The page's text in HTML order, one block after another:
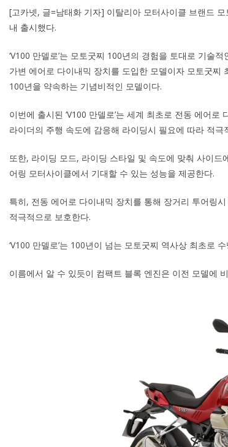
[고카넷, 글=남태화 기자] 이탈리아 모터사이클 브랜드
내 출시했다.
‘V100 만델로’는 모토굿찌 100년의 경험을 토대로 기술
가변 에어로 다이내믹 장치를 도입한 모델이자 모토굿
100년을 약속하는 기념비적인 모델이다.
이번에 출시된 ‘V100 만델로’는 세계 최초로 전동 에어
라이더의 주행 속도에 감응해 라이딩시 필요에 따라 적
또한, 라이딩 모드, 라이딩 스타일 및 속도에 맞춰 사이
어링 모터사이클에서 기대할 수 있는 성능을 제공한다.
특히, 전동 에어로 다이내믹 장치를 통해 장거리 투어링
적극적으로 보호한다.
‘V100 만델로’는 100년이 넘는 모토굿찌 역사상 최초로
이름에서 알 수 있듯이 컴팩트 블록 엔진은 이전 모델에